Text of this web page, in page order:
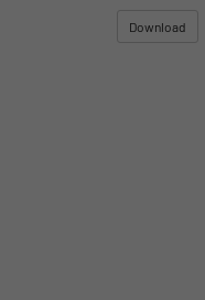
Download